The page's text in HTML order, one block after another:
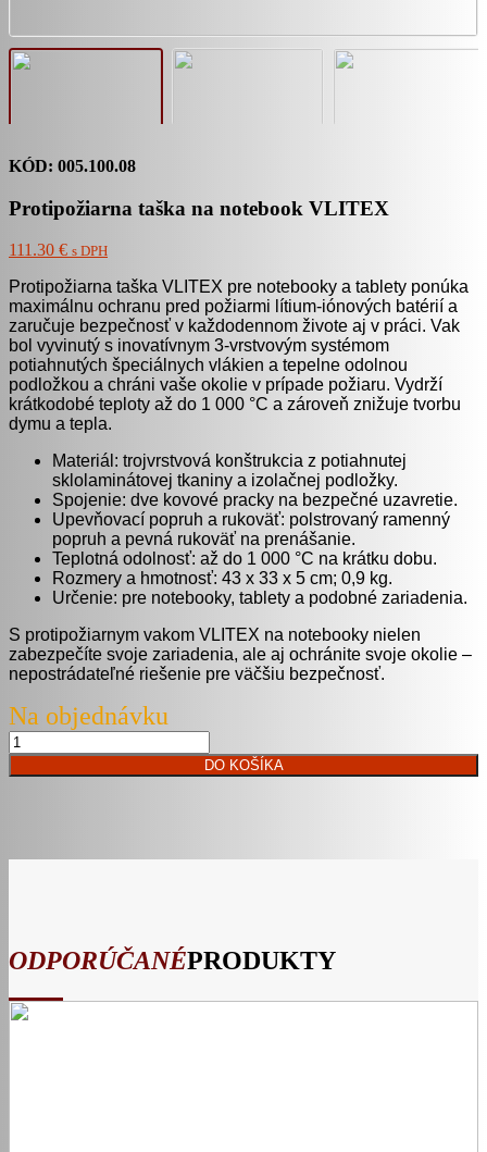
KÓD: 005.100.08
Protipožiarna taška na notebook VLITEX
111.30 € s DPH
Protipožiarna taška VLITEX pre notebooky a tablety ponúka
maximálnu ochranu pred požiarmi lítium-iónových batérií a
zaručuje bezpečnosť v každodennom živote aj v práci. Vak
bol vyvinutý s inovatívnym 3-vrstvovým systémom
potiahnutých špeciálnych vlákien a tepelne odolnou
podložkou a chráni vaše okolie v prípade požiaru. Vydrží
krátkodobé teploty až do 1 000 °C a zároveň znižuje tvorbu
dymu a tepla.
Materiál: trojvrstvová konštrukcia z potiahnutej
sklolaminátovej tkaniny a izolačnej podložky.
Spojenie: dve kovové pracky na bezpečné uzavretie.
Upevňovací popruh a rukoväť: polstrovaný ramenný
popruh a pevná rukoväť na prenášanie.
Teplotná odolnosť: až do 1 000 °C na krátku dobu.
Rozmery a hmotnosť: 43 x 33 x 5 cm; 0,9 kg.
Určenie: pre notebooky, tablety a podobné zariadenia.
S protipožiarnym vakom VLITEX na notebooky nielen
zabezpečíte svoje zariadenia, ale aj ochránite svoje okolie –
nepostrádateľné riešenie pre väčšiu bezpečnosť.
Na objednávku
DO KOŠÍKA
ODPORÚČANÉPRODUKTY